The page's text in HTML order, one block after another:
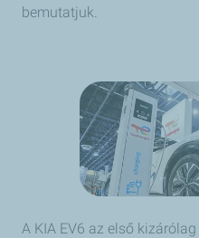
bemutatjuk.
A KIA EV6 az első